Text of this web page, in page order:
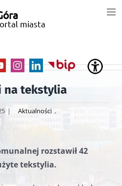
miasta
InstagramLinkedInBIP
na tekstylia
| Aktualności ,
rozstawił 42
tekstylia.